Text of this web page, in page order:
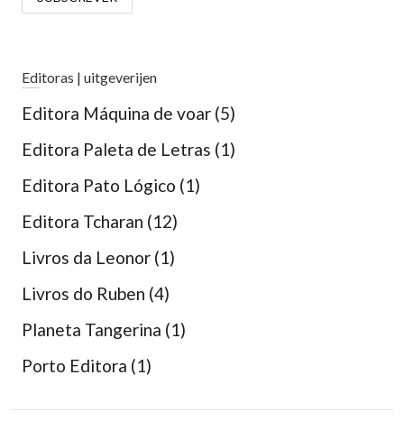
Editoras | uitgeverijen
Editora Máquina de voar (5)
Editora Paleta de Letras (1)
Editora Pato Lógico (1)
Editora Tcharan (12)
Livros da Leonor (1)
Livros do Ruben (4)
Planeta Tangerina (1)
Porto Editora (1)